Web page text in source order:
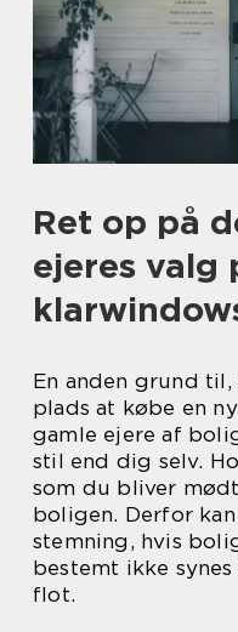
Ret op på
ejeres valg
En anden grund
plads at købe en
gamle ejere af
stil end dig selv.
som du bliver
boligen. Derfor
stemning, hvis
bestemt ikke synes
flot.